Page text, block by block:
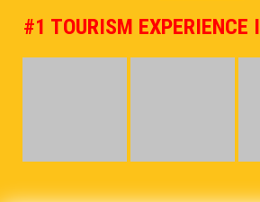
#1 TOURISM EXPERIENCE